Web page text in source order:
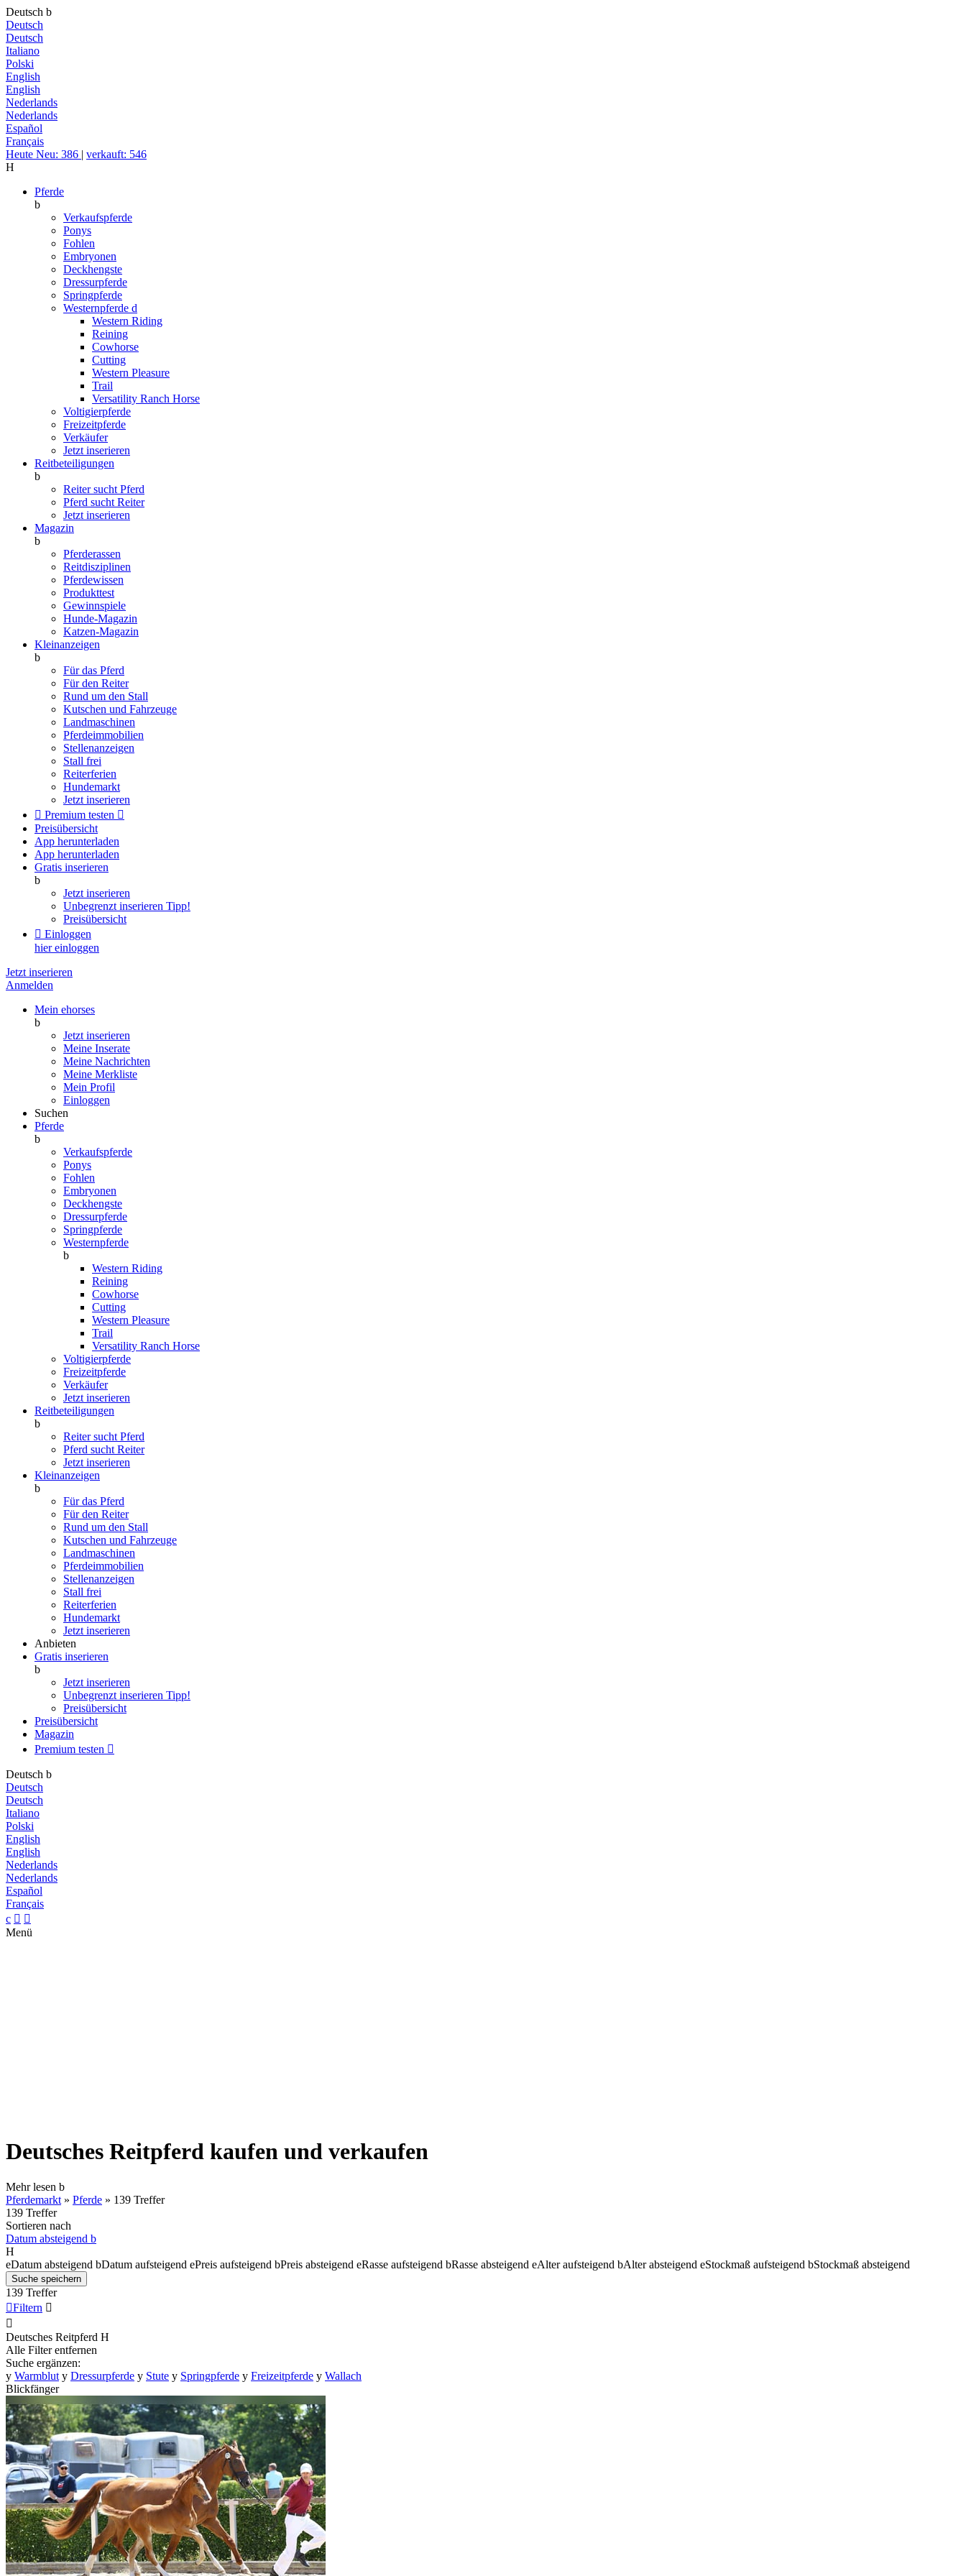
Deutsch b
Deutsch
Deutsch
Italiano
Polski
English
English
Nederlands
Nederlands
Español
Français
Heute Neu: 386 | verkauft: 546
H
Pferde
b
Verkaufspferde
Ponys
Fohlen
Embryonen
Deckhengste
Dressurpferde
Springpferde
Westernpferde d
Western Riding
Reining
Cowhorse
Cutting
Western Pleasure
Trail
Versatility Ranch Horse
Voltigierpferde
Freizeitpferde
Verkäufer
Jetzt inserieren
Reitbeteiligungen
b
Reiter sucht Pferd
Pferd sucht Reiter
Jetzt inserieren
Magazin
b
Pferderassen
Reitdisziplinen
Pferdewissen
Produkttest
Gewinnspiele
Hunde-Magazin
Katzen-Magazin
Kleinanzeigen
b
Für das Pferd
Für den Reiter
Rund um den Stall
Kutschen und Fahrzeuge
Landmaschinen
Pferdeimmobilien
Stellenanzeigen
Stall frei
Reiterferien
Hundemarkt
Jetzt inserieren
 Premium testen 
Preisübersicht
App herunterladen
App herunterladen
Gratis inserieren
b
Jetzt inserieren
Unbegrenzt inserieren Tipp!
Preisübersicht
 Einloggen
hier einloggen
Jetzt inserieren
Anmelden
Mein ehorses
b
Jetzt inserieren
Meine Inserate
Meine Nachrichten
Meine Merkliste
Mein Profil
Einloggen
Suchen
Pferde
b
Verkaufspferde
Ponys
Fohlen
Embryonen
Deckhengste
Dressurpferde
Springpferde
Westernpferde
b
Western Riding
Reining
Cowhorse
Cutting
Western Pleasure
Trail
Versatility Ranch Horse
Voltigierpferde
Freizeitpferde
Verkäufer
Jetzt inserieren
Reitbeteiligungen
b
Reiter sucht Pferd
Pferd sucht Reiter
Jetzt inserieren
Kleinanzeigen
b
Für das Pferd
Für den Reiter
Rund um den Stall
Kutschen und Fahrzeuge
Landmaschinen
Pferdeimmobilien
Stellenanzeigen
Stall frei
Reiterferien
Hundemarkt
Jetzt inserieren
Anbieten
Gratis inserieren
b
Jetzt inserieren
Unbegrenzt inserieren Tipp!
Preisübersicht
Preisübersicht
Magazin
Premium testen 
Deutsch b
Deutsch
Deutsch
Italiano
Polski
English
English
Nederlands
Nederlands
Español
Français
c  
Menü
Deutsches Reitpferd kaufen und verkaufen
Mehr lesen b
Pferdemarkt » Pferde » 139 Treffer
139 Treffer
Sortieren nach
Datum absteigend b
H
eDatum absteigend bDatum aufsteigend ePreis aufsteigend bPreis absteigend eRasse aufsteigend bRasse absteigend eAlter aufsteigend bAlter absteigend eStockmaß aufsteigend bStockmaß absteigend
Suche speichern
139 Treffer
Filtern 

Deutsches Reitpferd H
Alle Filter entfernen
Suche ergänzen:
y Warmblut y Dressurpferde y Stute y Springpferde y Freizeitpferde y Wallach
Blickfänger